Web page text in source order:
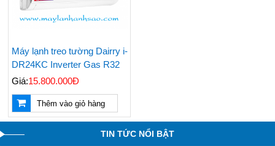
Máy lạnh treo tường Dairry i-
DR24KC Inverter Gas R32
Giá:15.800.000Đ
Thêm vào giỏ hàng
TIN TỨC NỔI BẬT
Giá Máy Lạnh Treo
Tường Casper Mới
Cập Nhật - LH
Máy Lạnh Âm Trần
Aqua - Đại Lý Phân
Phối Chính Hãng Giá